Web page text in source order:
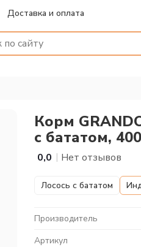
Доставка и оплата
Корм
с бататом,
0,0 | Нет отзывов
Лосось с бататом
Производитель
Артикул